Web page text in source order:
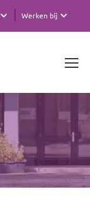
Werken bij